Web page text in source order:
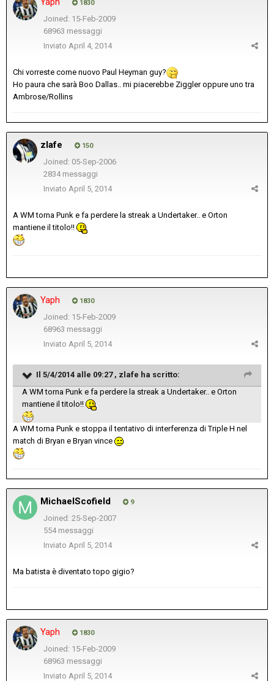
1830
Joined: 15-Feb-2009
68963 messaggi
Inviato April 4, 2014
Chi vorreste come nuovo Paul Heyman guy?
Ho paura che sarà Boo Dallas.. mi piacerebbe Ziggler oppure uno tra
Ambrose/Rollins
zlafe 150
Joined: 05-Sep-2006
2834 messaggi
Inviato April 5, 2014
A WM torna Punk e fa perdere la streak a Undertaker.. e Orton
mantiene il titolo!!
Yaph 1830
Joined: 15-Feb-2009
68963 messaggi
Inviato April 5, 2014
Il 5/4/2014 alle 09:27 , zlafe ha scritto:
A WM torna Punk e fa perdere la streak a Undertaker.. e Orton
mantiene il titolo!!
A WM torna Punk e stoppa il tentativo di interferenza di Triple H nel
match di Bryan e Bryan vince
MichaelScofield 9
Joined: 25-Sep-2007
554 messaggi
Inviato April 5, 2014
Ma batista è diventato topo gigio?
Yaph 1830
Joined: 15-Feb-2009
68963 messaggi
Inviato April 5, 2014